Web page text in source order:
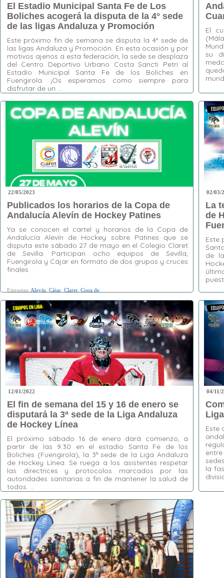
El Estadio Municipal Santa Fe de Los
Boliches acogerá la disputa de la 4° sede
de las ligas Andaluza y Promoción
Este próximo fin de semana se disputa la 4° sede de
las ligas Andaluza y Promoción. En esta ocasión y por
motivos ajenos a esta federación, la sede se desplaza
del Centro Deportivo Urbano Costa Sancti Petri al
Estadio Municipal Santa Fe de los Boliches en
Fuengirola. ¡Os esperamos como siempre para
disfrutar de un …
Etiquetas:Estadio Municipal Santa Fe,
Fuengirola,Liga Andaluza,Liga Promoción,
El
su
España
22/05/2023
Publicados los horarios de la Copa de
Andalucía Alevín de Hockey Patines
Ya se conocen el cartel y horarios de la Copa de
Andalucía Alevín de Hockey sobre Patines que se
disputa este sábado 27 de mayo en el Colegio Claret
de Sevilla. Participan ocho equipos de Sevilla,
Fuengirola y Cájar en formato de dos grupos y cruces
finales
Etiquetas: Alevín Cájar Claret Copa de
02/03/
La
de
Este
de
12/01/2022
El fin de semana del 15 y 16 de enero se
disputará la 3ª sede de la Liga Andaluza
de Hockey Línea
El próximo sábado 16 de enero dará comienzo, a
partir de las 9:30 en el estadio Santa Fe de los
Boliches (Fuengirola), la 3ª sede de la Liga Andaluza
de Hockey Línea. Se ruega a los asistentes respetar
las directrices y protocolos marcados por las
autoridades sanitarias a fin de mantener la salud de
todos. …
Etiquetas:Fuengirola,Hockey Línea
Andaluza de Hockey Línea
Santa Fe
04/11/
Este
la